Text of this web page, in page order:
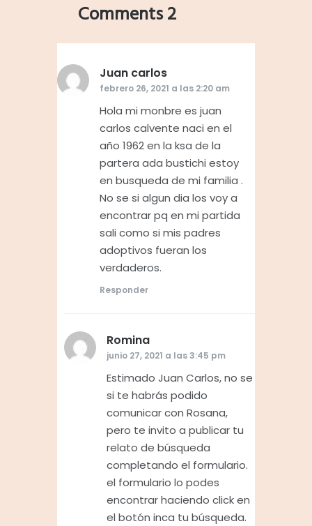
Comments 2
Juan carlos
febrero 26, 2021 a las 2:20 am
Hola mi monbre es juan
carlos calvente naci en el
año 1962 en la ksa de la
partera ada bustichi estoy
en busqueda de mi familia .
No se si algun dia los voy a
encontrar pq en mi partida
sali como si mis padres
adoptivos fueran los
verdaderos.
Responder
Romina
junio 27, 2021 a las 3:45 pm
Estimado Juan Carlos, no se
si te habrás podido
comunicar con Rosana,
pero te invito a publicar tu
relato de búsqueda
completando el formulario.
el formulario lo podes
encontrar haciendo click en
el botón inca tu búsqueda.